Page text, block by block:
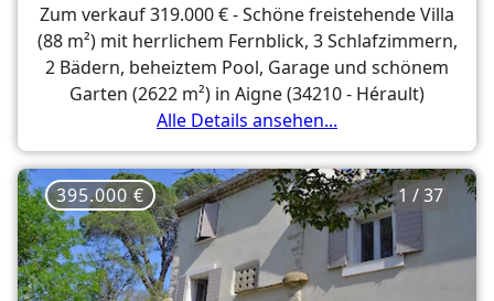
Zum verkauf 319.000 € - Schöne freistehende Villa
(88 m²) mit herrlichem Fernblick, 3 Schlafzimmern,
2 Bädern, beheiztem Pool, Garage und schönem
Garten (2622 m²) in Aigne (34210 - Hérault)
Alle Details ansehen...
1 / 37
395.000 €